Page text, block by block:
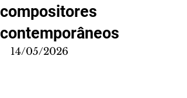
compositores
contemporâneos
14/05/2026